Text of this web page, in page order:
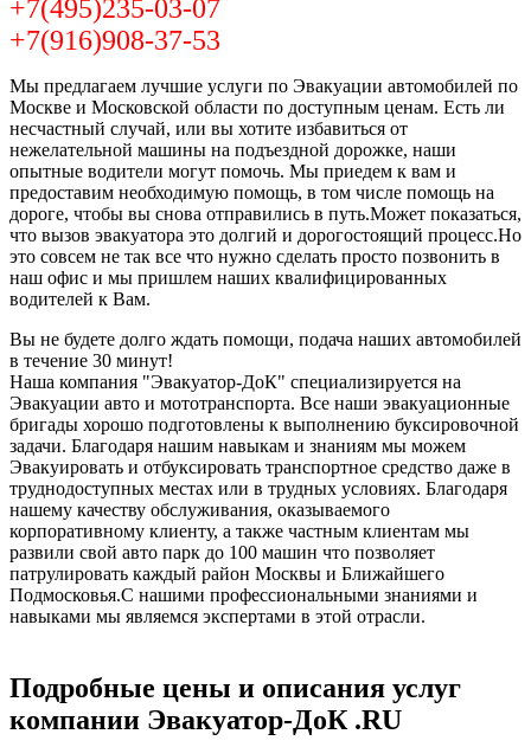
+7(495)235-03-07
+7(916)908-37-53
Мы предлагаем лучшие услуги по Эвакуации автомобилей по
Москве и Московской области по доступным ценам. Есть ли
несчастный случай, или вы хотите избавиться от
нежелательной машины на подъездной дорожке, наши
опытные водители могут помочь. Мы приедем к вам и
предоставим необходимую помощь, в том числе помощь на
дороге, чтобы вы снова отправились в путь.Может показаться,
что вызов эвакуатора это долгий и дорогостоящий процесс.Но
это совсем не так все что нужно сделать просто позвонить в
наш офис и мы пришлем наших квалифицированных
водителей к Вам.
Вы не будете долго ждать помощи, подача наших автомобилей
в течение 30 минут!
Наша компания "Эвакуатор-ДоК" специализируется на
Эвакуации авто и мототранспорта. Все наши эвакуационные
бригады хорошо подготовлены к выполнению буксировочной
задачи. Благодаря нашим навыкам и знаниям мы можем
Эвакуировать и отбуксировать транспортное средство даже в
труднодоступных местах или в трудных условиях. Благодаря
нашему качеству обслуживания, оказываемого
корпоративному клиенту, а также частным клиентам мы
развили свой авто парк до 100 машин что позволяет
патрулировать каждый район Москвы и Ближайшего
Подмосковья.С нашими профессиональными знаниями и
навыками мы являемся экспертами в этой отрасли.
Подробные цены и описания услуг
компании Эвакуатор-ДоК .RU